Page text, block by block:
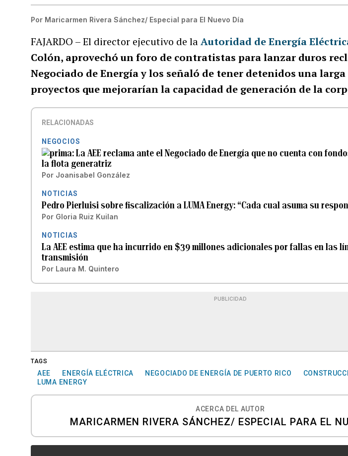
Por Maricarmen Rivera Sánchez/ Especial para El Nuevo Día
FAJARDO – El director ejecutivo de laAutoridad de Energía
Colón, aprovechó un foro de contratistas para lanzar duros
Negociado de Energía y los señaló de tener detenidos una
proyectos que mejorarían la capacidad de generación de la
RELACIONADAS
NEGOCIOS
La AEE reclama ante el Negociado de Energía que no cuenta con
la flota generatriz
Por Joanisabel González
NOTICIAS
Pedro Pierluisi sobre fiscalización a LUMA Energy: “Cada cual asuma su
Por Gloria Ruiz Kuilan
NOTICIAS
La AEE estima que ha incurrido en $39 millones adicionales por fallas en las
transmisión
Por Laura M. Quintero
PUBLICIDAD
TAGS
AEE ENERGÍA ELÉCTRICA NEGOCIADO DE ENERGÍA DE PUERTO RICO
LUMA ENERGY
ACERCA DEL AUTOR
MARICARMEN RIVERA SÁNCHEZ/ ESPECIAL PARA EL